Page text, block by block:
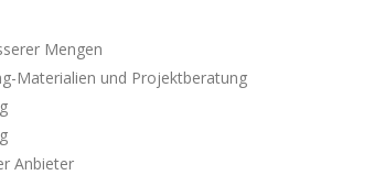
Mengen
Materialien und Projektberatung
Anbieter